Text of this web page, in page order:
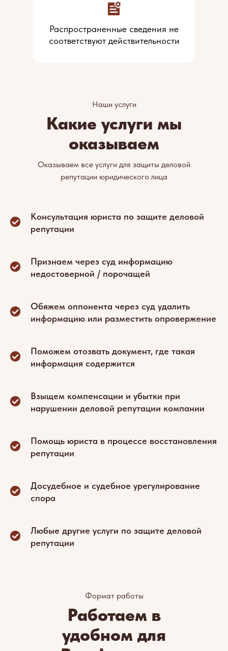
Распространенные сведения не
соответствуют действительности
Какие услуги мы
оказываем
Наши услуги
Оказываем все услуги для защиты деловой
репутации юридического лица
Консультация юриста по защите деловой
репутации
Признаем через суд информацию
недостоверной / порочащей
Обяжем оппонента через суд удалить
информацию или разместить опровержение
Поможем отозвать документ, где такая
информация содержится
Взыщем компенсации и убытки при
нарушении деловой репутации компании
Помощь юриста в процессе восстановления
репутации
Досудебное и судебное урегулирование
спора
Любые другие услуги по защите деловой
репутации
Работаем в
удобном для
Формат работы